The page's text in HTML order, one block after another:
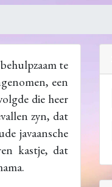
te
een
die heer
zyn, dat
javaansche
kastje, dat